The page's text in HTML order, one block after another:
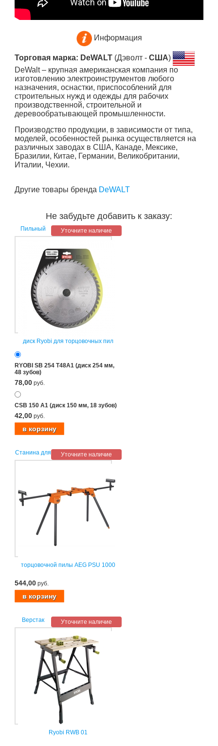
Информация
Торговая марка: DeWALT (Дэволт - США)
DeWalt – крупная американская компания по
изготовлению электроинструментов любого
назначения, оснастки, приспособлений для
строительных нужд и одежды для рабочих
производственной, строительной и
деревообратывающей промышленности.
Производство продукции, в зависимости от типа,
моделей, особенностей рынка осуществляется на
различных заводах в США, Канаде, Мексике,
Бразилии, Китае, Германии, Великобритании,
Италии, Чехии.
Другие товары бренда DeWALT
Не забудьте добавить к заказу:
Уточните наличие
Пильный
диск Ryobi для торцовочных пил
RYOBI SB 254 T48A1 (диск 254 мм,
48 зубов)
78,00 руб.
CSB 150 A1 (диск 150 мм, 18 зубов)
42,00 руб.
Уточните наличие
Станина для
торцовочной пилы AEG PSU 1000
544,00 руб.
Уточните наличие
Верстак
Ryobi RWB 01